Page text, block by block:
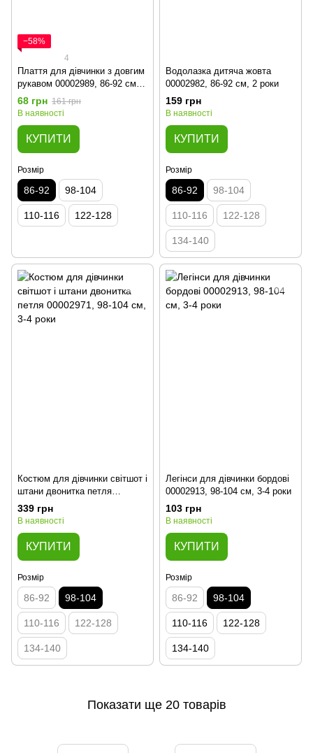
−58%
4
Плаття для дівчинки з довгим
рукавом 00002989, 86-92 см, 2
роки
68 грн 161 грн
В наявності
КУПИТИ
Розмір
86-92 98-104
110-116 122-128
Водолазка дитяча жовта
00002982, 86-92 см, 2 роки
159 грн
В наявності
КУПИТИ
Розмір
86-92 98-104
110-116 122-128
134-140
Костюм для дівчинки світшот і
штани двонитка петля
00002971, 98-104 см, 3-4 роки
339 грн
В наявності
КУПИТИ
Розмір
86-92 98-104
110-116 122-128
134-140
Легінси для дівчинки бордові
00002913, 98-104 см, 3-4 роки
103 грн
В наявності
КУПИТИ
Розмір
86-92 98-104
110-116 122-128
134-140
Показати ще 20 товарів